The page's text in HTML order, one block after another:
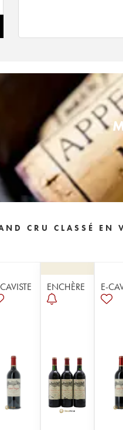
CRU CLASSÉ EN
ENCHÈRE E-